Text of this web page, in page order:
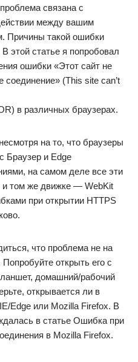
связана с
между вашим
Причины такой ошибки
этой статье я попробовал
ошибки «Этот сайт не
соединение» (This site can’t
в различных браузерах.
на то, что браузеры
Браузер и Edge
на самом деле все эти
том же движке — WebKit
при открытии HTTPS
что проблема не на
открыть его с
домашний/рабочий
открывается ли в
Edge или Mozilla Firefox. В
в статье Ошибка при
в Mozilla Firefox.